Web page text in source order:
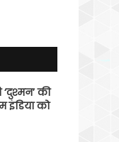
की
इंडिया को